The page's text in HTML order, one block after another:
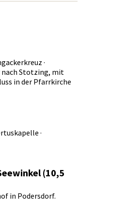
·
nach Stotzing, mit
in der Pfarrkirche
·
(10,5
in Podersdorf.